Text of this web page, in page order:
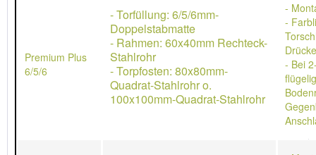
Premium Plus
6/5/6
- Torfüllung: 6/5/6mm-
Doppelstabmatte
- Rahmen: 60x40mm Rechteck-
Stahlrohr
- Torpfosten: 80x80mm-
Quadrat-Stahlrohr o.
100x100mm-Quadrat-Stahlrohr
-
-
- Bei